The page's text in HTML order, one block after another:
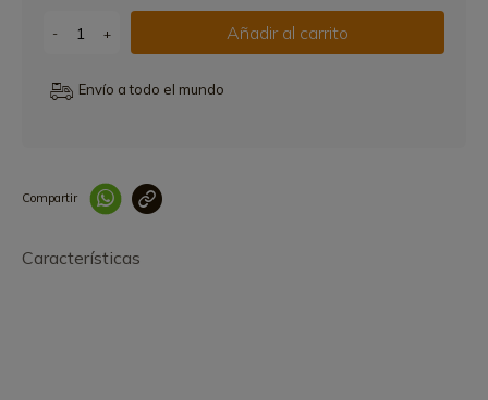
- + Añadir al carrito
Envío a todo el mundo
Compartir
Características